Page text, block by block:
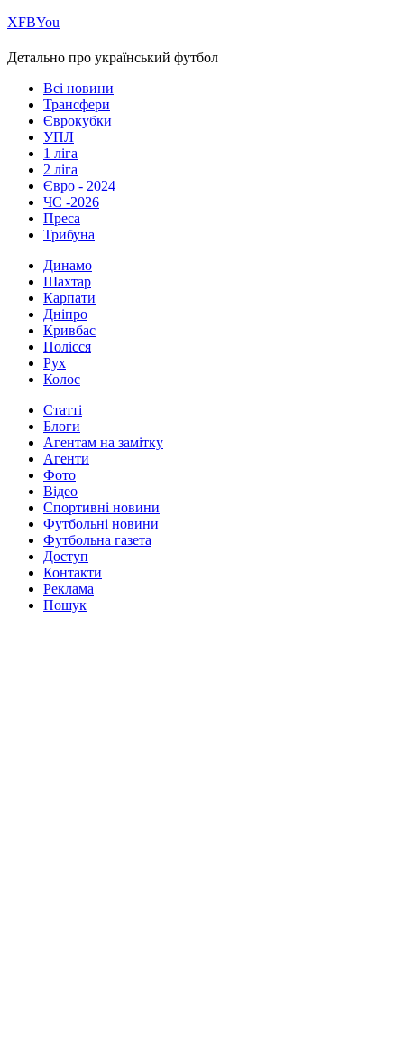
ХFBYou
Детально про український футбол
Всі новини
Трансфери
Єврокубки
УПЛ
1 ліга
2 ліга
Євро - 2024
ЧС -2026
Преса
Трибуна
Динамо
Шахтар
Карпати
Дніпро
Кривбас
Полісся
Рух
Колос
Статті
Блоги
Агентам на замітку
Агенти
Фото
Відео
Спортивні новини
Футбольні новини
Футбольна газета
Доступ
Контакти
Реклама
Пошук